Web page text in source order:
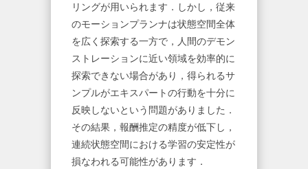
リングが用いられます．しかし，従来
のモーションプランナは状態空間全体
を広く探索する一方で，人間のデモン
ストレーションに近い領域を効率的に
探索できない場合があり，得られるサ
ンプルがエキスパートの行動を十分に
反映しないという問題がありました．
その結果，報酬推定の精度が低下し，
連続状態空間における学習の安定性が
損なわれる可能性があります．